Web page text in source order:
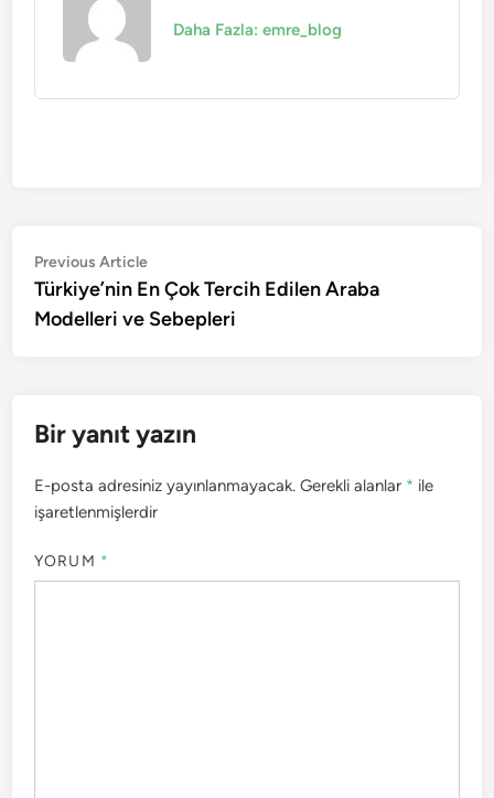
Daha Fazla: emre_blog
Yazı
gezinmesi
Previous ArticlePrevious
article:
Türkiye’nin En Çok Tercih Edilen Araba
Modelleri ve Sebepleri
Bir yanıt yazın
E-posta adresiniz yayınlanmayacak. Gerekli alanlar * ile
işaretlenmişlerdir
YORUM *